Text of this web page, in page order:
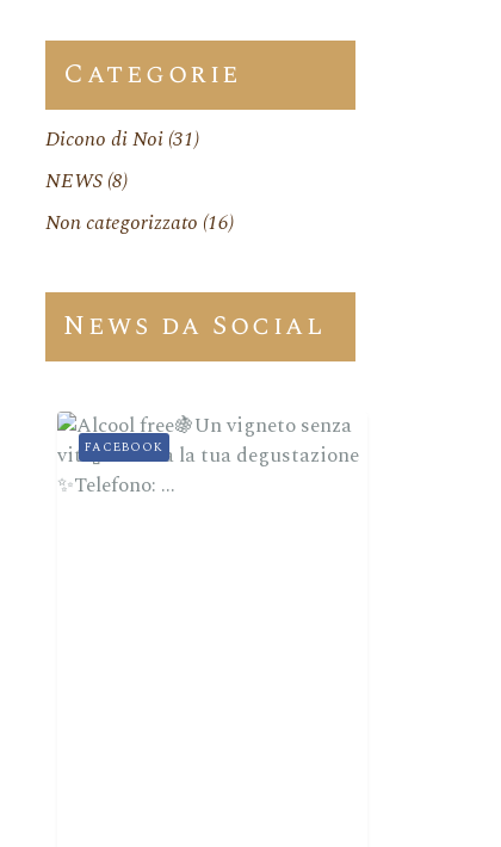
Categorie
Dicono di Noi(31)
NEWS(8)
Non categorizzato (16)
News da Social
FACEBOOK